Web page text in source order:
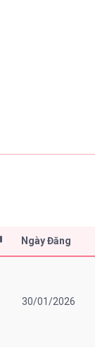
Ngày Đăng
30/01/2026